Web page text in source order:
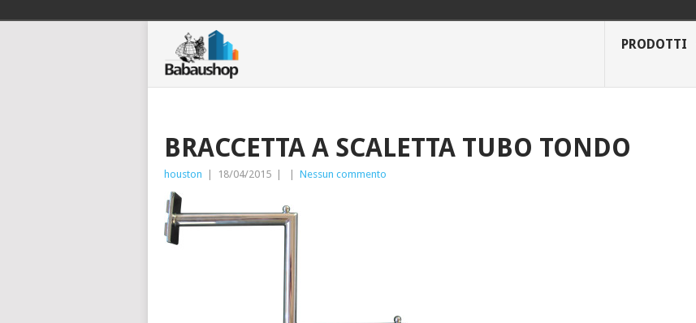
PRODOTTI
BRACCETTA A SCALETTA TUBO TONDO
houston 18/04/2015 Nessun commento